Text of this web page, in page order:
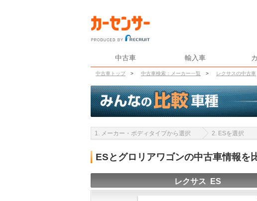
中古車 輸入車
中古車トップ > 中古車検索：メーカー一覧 > レクサスの中古車
1. メーカー・ボディタイプから選択 2. ESを選択
ESとグロリアワゴンの中古車情報を
レクサス ES